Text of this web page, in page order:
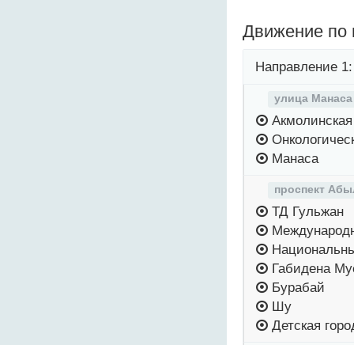
Движение
Направление 1:
улица Манаса
Манаса
проспект
ТД Гульжан
Габидена
Бурабай
Шу
Детская